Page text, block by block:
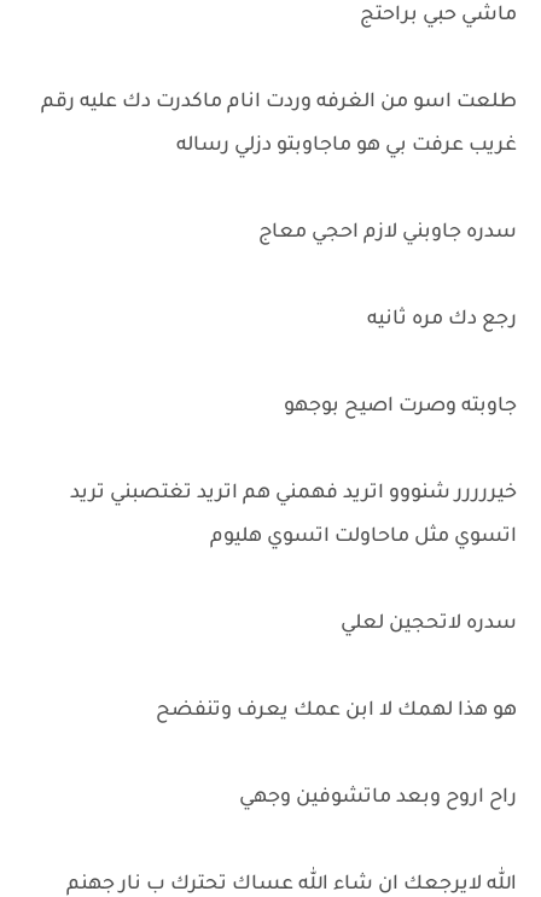
ماشي حبي براحتج
طلعت اسو من الغرفه وردت انام ماكدرت دك عليه رقم
غريب عرفت بي هو ماجاوبتو دزلي رساله
سدره جاوبني لازم احجي معاج
رجع دك مره ثانيه
جاوبته وصرت اصيح بوجهو
خيررررر شنووو اتريد فهمني هم اتريد تغتصبني تريد
اتسوي مثل ماحاولت اتسوي هليوم
سدره لاتحجين لعلي
هو هذا لهمك لا ابن عمك يعرف وتنفضح
راح اروح وبعد ماتشوفين وجهي
الله لايرجعك ان شاء الله عساك تحترك ب نار جهنم